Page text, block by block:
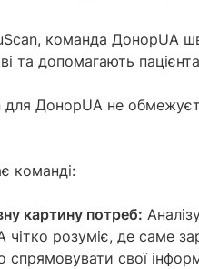
команда ДонорUA
та допомагають
для ДонорUA не
команді:
картину потреб:
чітко розуміє, де саме
свої